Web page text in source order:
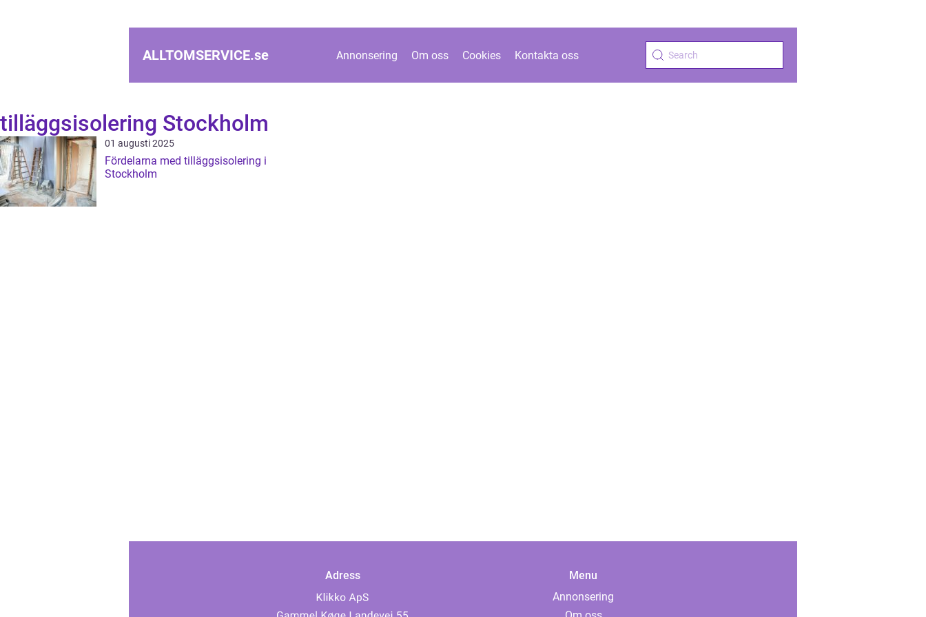
ALLTOMSERVICE.se Annonsering Om oss Cookies Kontakta oss
tilläggsisolering Stockholm
01 augusti 2025
Fördelarna med tilläggsisolering i
Stockholm
Adress
Menu
Annonsering